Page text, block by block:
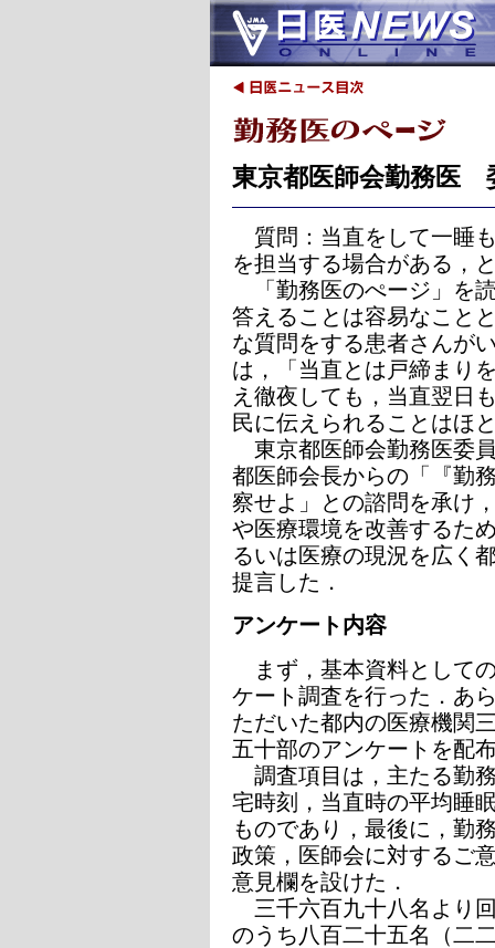
東京都医師会勤務医
質問：当直をして一睡
を担当する場合がある，
「勤務医のぺージ」を
答えることは容易なこと
な質問をする患者さんが
は，「当直とは戸締まり
え徹夜しても，当直翌日
民に伝えられることはほ
東京都医師会勤務医委
都医師会長からの「『勤
察せよ」との諮問を承け
や医療環境を改善するた
るいは医療の現況を広く
提言した．
アンケート内容
まず，基本資料として
ケート調査を行った．あ
ただいた都内の医療機関
五十部のアンケートを配
調査項目は，主たる勤
宅時刻，当直時の平均睡
ものであり，最後に，勤
政策，医師会に対するご
意見欄を設けた．
三千六百九十八名より
のうち八百二十五名（二